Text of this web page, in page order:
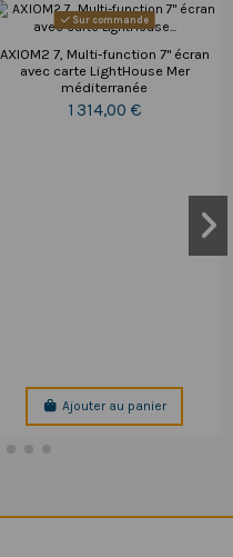
Sur commande
AXIOM2 7, Multi-function 7" écran
avec carte LightHouse Mer
méditerranée
1 314,00 €
Ajouter au panier